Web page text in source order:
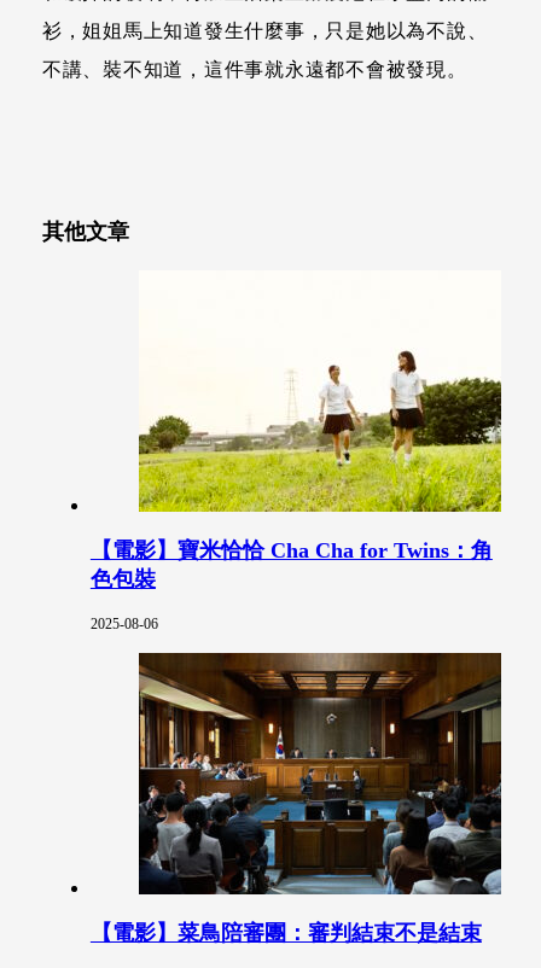
衫，姐姐馬上知道發生什麼事，只是她以為不說、
不講、裝不知道，這件事就永遠都不會被發現。
其他文章
【電影】寶米恰恰 Cha Cha for Twins：角
色包裝
2025-08-06
【電影】菜鳥陪審團：審判結束不是結束